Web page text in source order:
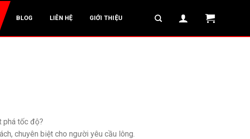
BLOG LIÊN HỆ GIỚI THIỆU
phá tốc độ?
chuyên biệt cho người yêu cầu lông.